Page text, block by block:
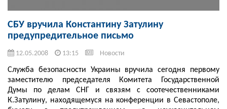
СБУ вручила Константину Затулину
предупредительное письмо
12.05.2008 13:15 Новости
Служба безопасности Украины вручила сегодня первому
заместителю председателя Комитета Государственной
Думы по делам СНГ и связям с соотечественниками
К.Затулину, находящемуся на конференции в Севастополе,